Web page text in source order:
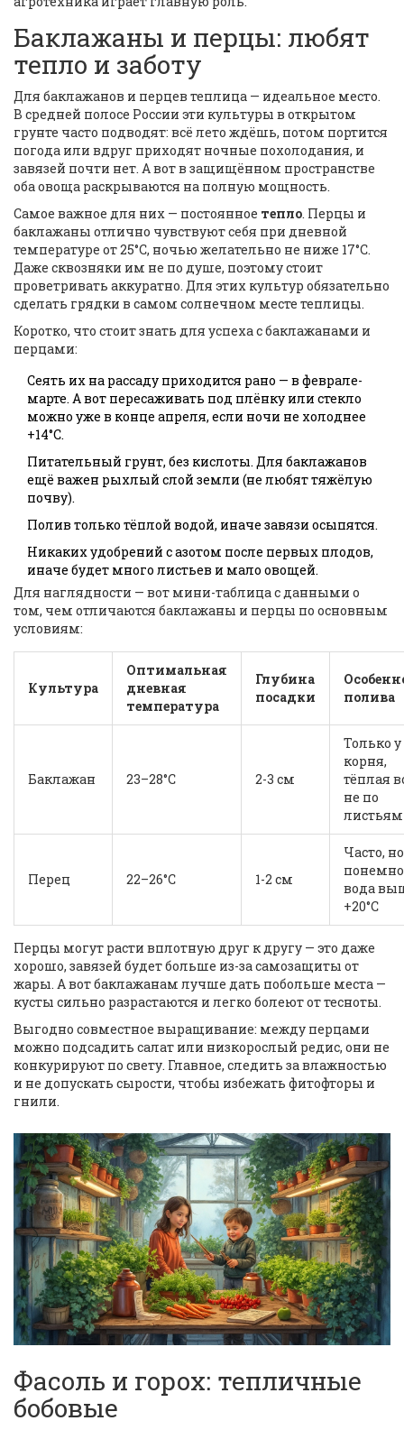
Баклажаны и перцы: любят
тепло и заботу
Для баклажанов и перцев теплица — идеальное место.
В средней полосе России эти культуры в открытом
грунте часто подводят: всё лето ждёшь, потом портится
погода или вдруг приходят ночные похолодания, и
завязей почти нет. А вот в защищённом пространстве
оба овоща раскрываются на полную мощность.
Самое важное для них — постоянное тепло. Перцы и
баклажаны отлично чувствуют себя при дневной
температуре от 25°C, ночью желательно не ниже 17°C.
Даже сквозняки им не по душе, поэтому стоит
проветривать аккуратно. Для этих культур обязательно
сделать грядки в самом солнечном месте теплицы.
Коротко, что стоит знать для успеха с баклажанами и
перцами:
Сеять их на рассаду приходится рано — в феврале-
марте. А вот пересаживать под плёнку или стекло
можно уже в конце апреля, если ночи не холоднее
+14°C.
Питательный грунт, без кислоты. Для баклажанов
ещё важен рыхлый слой земли (не любят тяжёлую
почву).
Полив только тёплой водой, иначе завязи осыпятся.
Никаких удобрений с азотом после первых плодов,
иначе будет много листьев и мало овощей.
Для наглядности — вот мини-таблица с данными о
том, чем отличаются баклажаны и перцы по основным
условиям:
Культура
Оптимальная
дневная
температура
Глубина
посадки
полива
Баклажан 23–28°C 2-3 см
Только у
корня,
тёплая
не по
листьям
Перец 22–26°C 1-2 см
Часто, но
вода
+20°C
Перцы могут расти вплотную друг к другу — это даже
хорошо, завязей будет больше из-за самозащиты от
жары. А вот баклажанам лучше дать побольше места —
кусты сильно разрастаются и легко болеют от тесноты.
Выгодно совместное выращивание: между перцами
можно подсадить салат или низкорослый редис, они не
конкурируют по свету. Главное, следить за влажностью
и не допускать сырости, чтобы избежать фитофторы и
гнили.
Фасоль и горох: тепличные
бобовые